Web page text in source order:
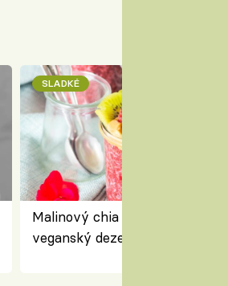
SLADKÉ
Malinový chia pudink s
veganský dezert plný ovoce a